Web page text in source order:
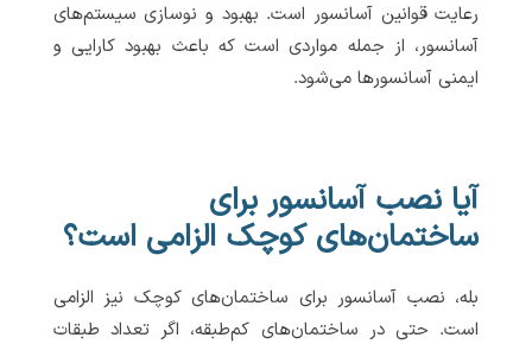
رعایت قوانین آسانسور است. بهبود و نوسازی سیستم‌های
آسانسور، از جمله مواردی است که باعث بهبود کارایی و
ایمنی آسانسورها می‌شود.
آیا نصب آسانسور برای
ساختمان‌های کوچک الزامی است؟
بله، نصب آسانسور برای ساختمان‌های کوچک نیز الزامی
است. حتی در ساختمان‌های کم‌طبقه، اگر تعداد طبقات